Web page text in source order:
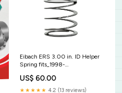
Eibach ERS 3.00 in. ID Helper
Spring fits_1998-
2000`Lexus`GS400`Base~2001-
2005`Lexus`GS430`Base
US$ 60.00
★★★★★ 4.2 (13 reviews)